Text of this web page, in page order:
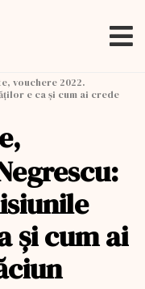
vouchere 2022.
e ca și cum ai crede
și cum ai